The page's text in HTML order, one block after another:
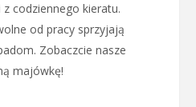
codziennego kieratu.
od pracy sprzyjają
Zobaczcie nasze
majówkę!